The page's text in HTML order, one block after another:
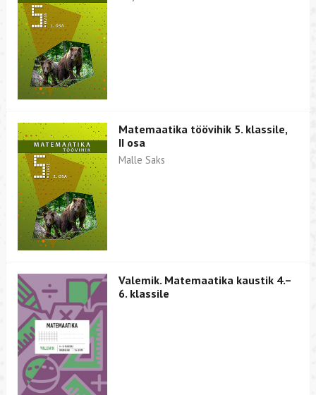
Matemaatika töövihik 5. klassile,
II osa
Malle Saks
Valemik. Matemaatika kaustik 4.–
6. klassile